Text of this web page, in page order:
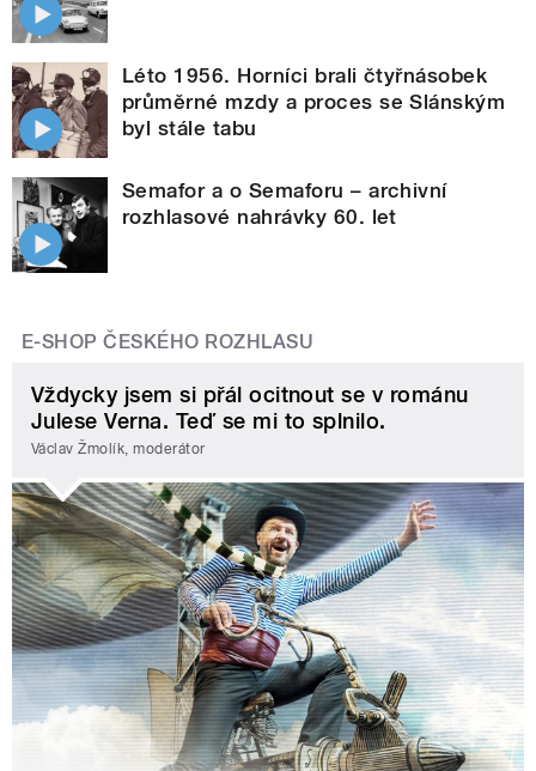
Léto 1956. Horníci brali čtyřnásobek
průměrné mzdy a proces se Slánským
byl stále tabu
Semafor a o Semaforu – archivní
rozhlasové nahrávky 60. let
E-SHOP ČESKÉHO ROZHLASU
Vždycky jsem si přál ocitnout se v románu
Julese Verna. Teď se mi to splnilo.
Václav Žmolík, moderátor